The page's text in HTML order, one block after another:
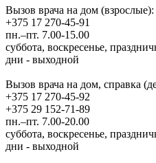
Вызов врача на дом (взрослые):
+375 17 270-45-91
пн.–пт. 7.00-15.00
суббота, воскресенье,
дни - выходной
Вызов врача на дом, справка
+375 17 270-45-92
+375 29 152-71-89
пн.–пт. 7.00-20.00
суббота, воскресенье,
дни - выходной